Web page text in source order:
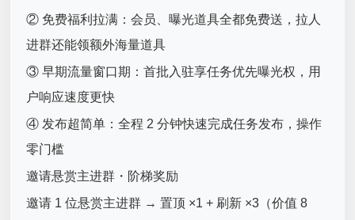
② 免费福利拉满：会员、曝光道具全都免费送，拉人
进群还能领额外海量道具
③ 早期流量窗口期：首批入驻享任务优先曝光权，用
户响应速度更快
④ 发布超简单：全程 2 分钟快速完成任务发布，操作
零门槛
邀请悬赏主进群・阶梯奖励
邀请 1 位悬赏主进群 → 置顶 ×1 + 刷新 ×3（价值 8